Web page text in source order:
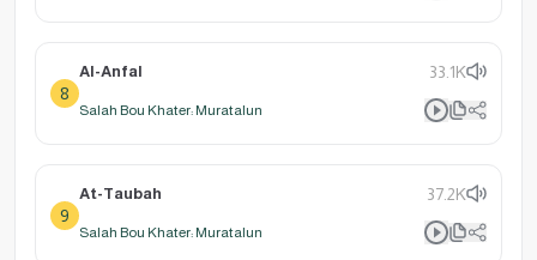
8
Al-Anfal 33.1K
Salah Bou Khater: Muratalun
9
At-Taubah 37.2K
Salah Bou Khater: Muratalun